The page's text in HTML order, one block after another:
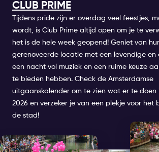
CLUB PRIME
Tijdens pride zijn er overdag veel feestjes,
wordt, is Club Prime altijd open om je te
het is de hele week geopend! Geniet van
gerenoveerde locatie met een levendige en
een nacht vol muziek en een ruime keuze
te bieden hebben. Check de Amsterdamse
uitgaanskalender om te zien wat er te doen
2026 en verzeker je van een plekje voor het
de stad!